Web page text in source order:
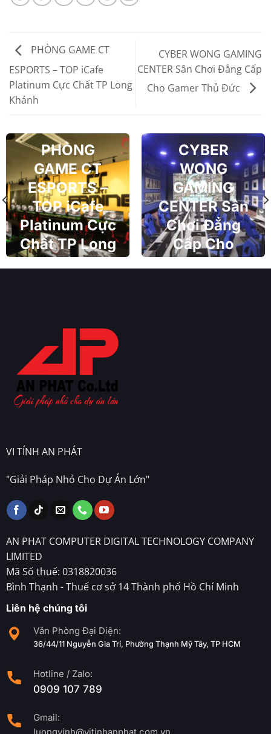
PHÒNG GAME CT
ESPORTS – TOP iCafe
Platinum Cực Chất TP Long
Khánh
CYBER WONG GAMING
CENTER Sân Chơi Đẳng Cấp
Cho Gamer Thủ Đức
PHÒNG
GAME CT
ESPORTS –
TOP iCafe
Platinum Cực
Chất TP Long
Khánh
CYBER
WONG
GAMING
CENTER Sân
Chơi Đẳng
Cấp Cho
Gamer Thủ
VI TÍNH AN PHÁT
"Giải Pháp Nhỏ Cho Dự Án Lớn"
AN PHAT COMPUTER DIGITAL TECHNOLOGY COMPANY
LIMITED
Mã Số thuế: 0318820036
Bình Thạnh - Thuế cơ sở 14 Thành phố Hồ Chí Minh
Liên hệ chúng tôi
Văn Phòng Đại Diện:
36/44/11 Nguyễn Gia Trí, Phường Thạnh Mỹ Tây, TP HCM
Hotline / Zalo:
0909 107 789
Gmail:
luongvinh@vitinhanphat.com.vn